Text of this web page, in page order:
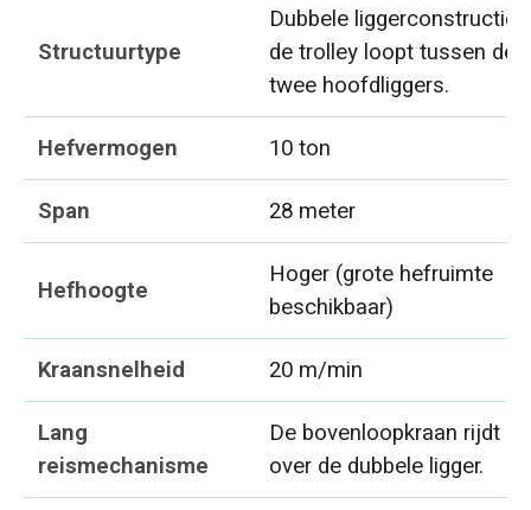
Structuurtype
Dubbele liggerconstructie;
de trolley loopt tussen de
twee hoofdliggers.
Hefvermogen
10 ton
Span
28 meter
Hefhoogte
Hoger (grote hefruimte
beschikbaar)
Kraansnelheid
20 m/min
Lang
reismechanisme
De bovenloopkraan rijdt
over de dubbele ligger.